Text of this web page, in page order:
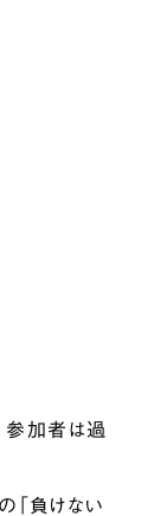
参加者は過
「負けない